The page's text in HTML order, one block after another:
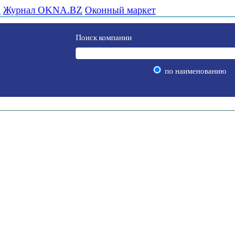
Журнал OKNA.BZ Оконный маркет
Поиск компании
по наименованию